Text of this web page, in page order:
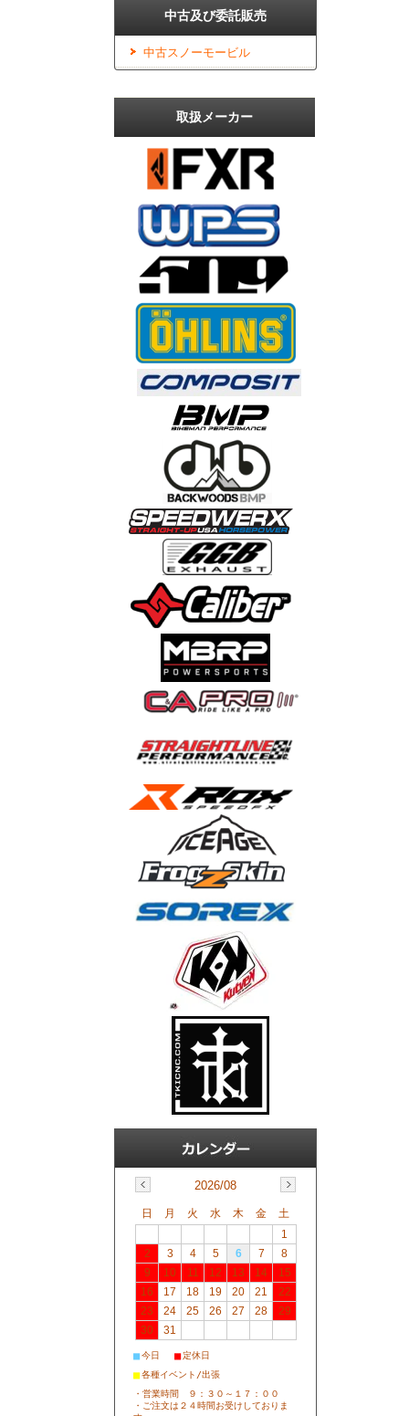
中古及び委託販売
中古スノーモービル
取扱メーカー
2026/08
日 月 火 水 木 金
土
1
2
3 4 5 6 7
8
9
10 11 12 13 14
15
16
17 18 19 20 21
22
23
24 25 26 27 28
29
30
31
■今日 ■定休日
■各種イベント/出張
・営業時間 ９：３０～１７：００
・ご注文は２４時間お受けしておりま